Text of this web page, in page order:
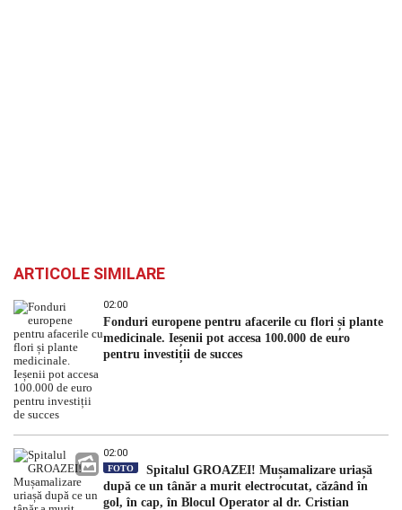
ARTICOLE SIMILARE
02:00
Fonduri europene pentru afacerile cu flori și plante
medicinale. Ieșenii pot accesa 100.000 de euro
pentru investiții de succes
02:00
FOTO
Spitalul GROAZEI! Mușamalizare uriașă
după ce un tânăr a murit electrocutat, căzând în
gol, în cap, în Blocul Operator al dr. Cristian